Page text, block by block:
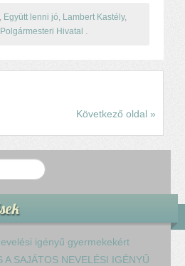
, Együtt lenni jó, Lambert Kastély,
Polgármesteri Hivatal .
Következő oldal »
igényű gyermekekért
A SAJÁTOS NEVELÉSI IGÉNYŰ